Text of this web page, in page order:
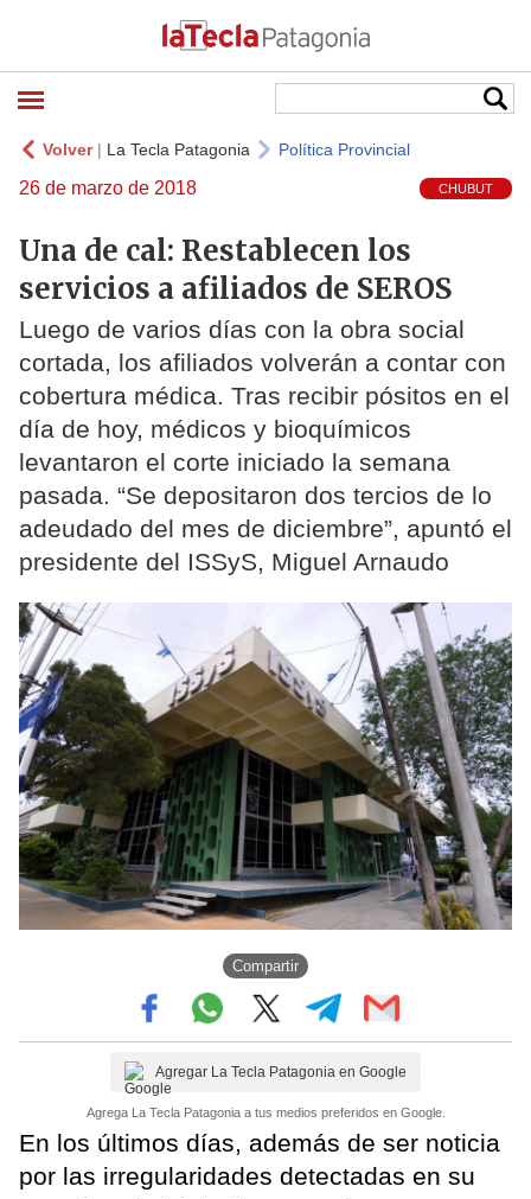
Volver| La Tecla Patagonia Política Provincial
26 de marzo de 2018 CHUBUT
Una de cal: Restablecen los
servicios a afiliados de SEROS
Luego de varios días con la obra social
cortada, los afiliados volverán a contar con
cobertura médica. Tras recibir pósitos en el
día de hoy, médicos y bioquímicos
levantaron el corte iniciado la semana
pasada. “Se depositaron dos tercios de lo
adeudado del mes de diciembre”, apuntó el
presidente del ISSyS, Miguel Arnaudo
Compartir
Agregar La Tecla Patagonia en Google
Agrega La Tecla Patagonia a tus medios preferidos en Google.
En los últimos días, además de ser noticia
por las irregularidades detectadas en su